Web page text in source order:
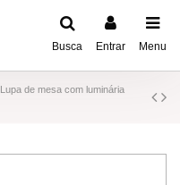
Busca Entrar Menu
Lupa de mesa com luminária